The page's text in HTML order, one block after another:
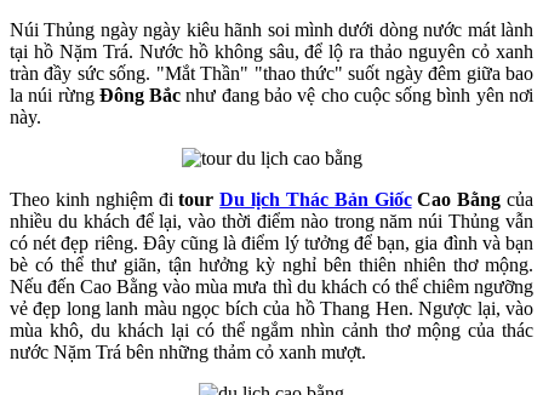
Núi Thủng ngày ngày kiêu hãnh soi mình dưới dòng nước mát lành
tại hồ Nặm Trá. Nước hồ không sâu, để lộ ra thảo nguyên cỏ xanh
tràn đầy sức sống. "Mắt Thần" "thao thức" suốt ngày đêm giữa bao
la núi rừng Đông Bắc như đang bảo vệ cho cuộc sống bình yên nơi
này.
Theo kinh nghiệm đitourDu lịch Thác Bản GiốcCao Bằngcủa
nhiều du khách để lại, vào thời điểm nào trong năm núi Thủng vẫn
có nét đẹp riêng. Đây cũng là điểm lý tưởng để bạn, gia đình và bạn
bè có thể thư giãn, tận hưởng kỳ nghỉ bên thiên nhiên thơ mộng.
Nếu đếnCao Bằng vào mùa mưa thì du khách có thể chiêm ngưỡng
vẻ đẹp long lanh màu ngọc bích của hồ Thang Hen. Ngược lại, vào
mùa khô, du khách lại có thể ngắm nhìn cảnh thơ mộng của thác
nước Nặm Trá bên những thảm cỏ xanh mượt.